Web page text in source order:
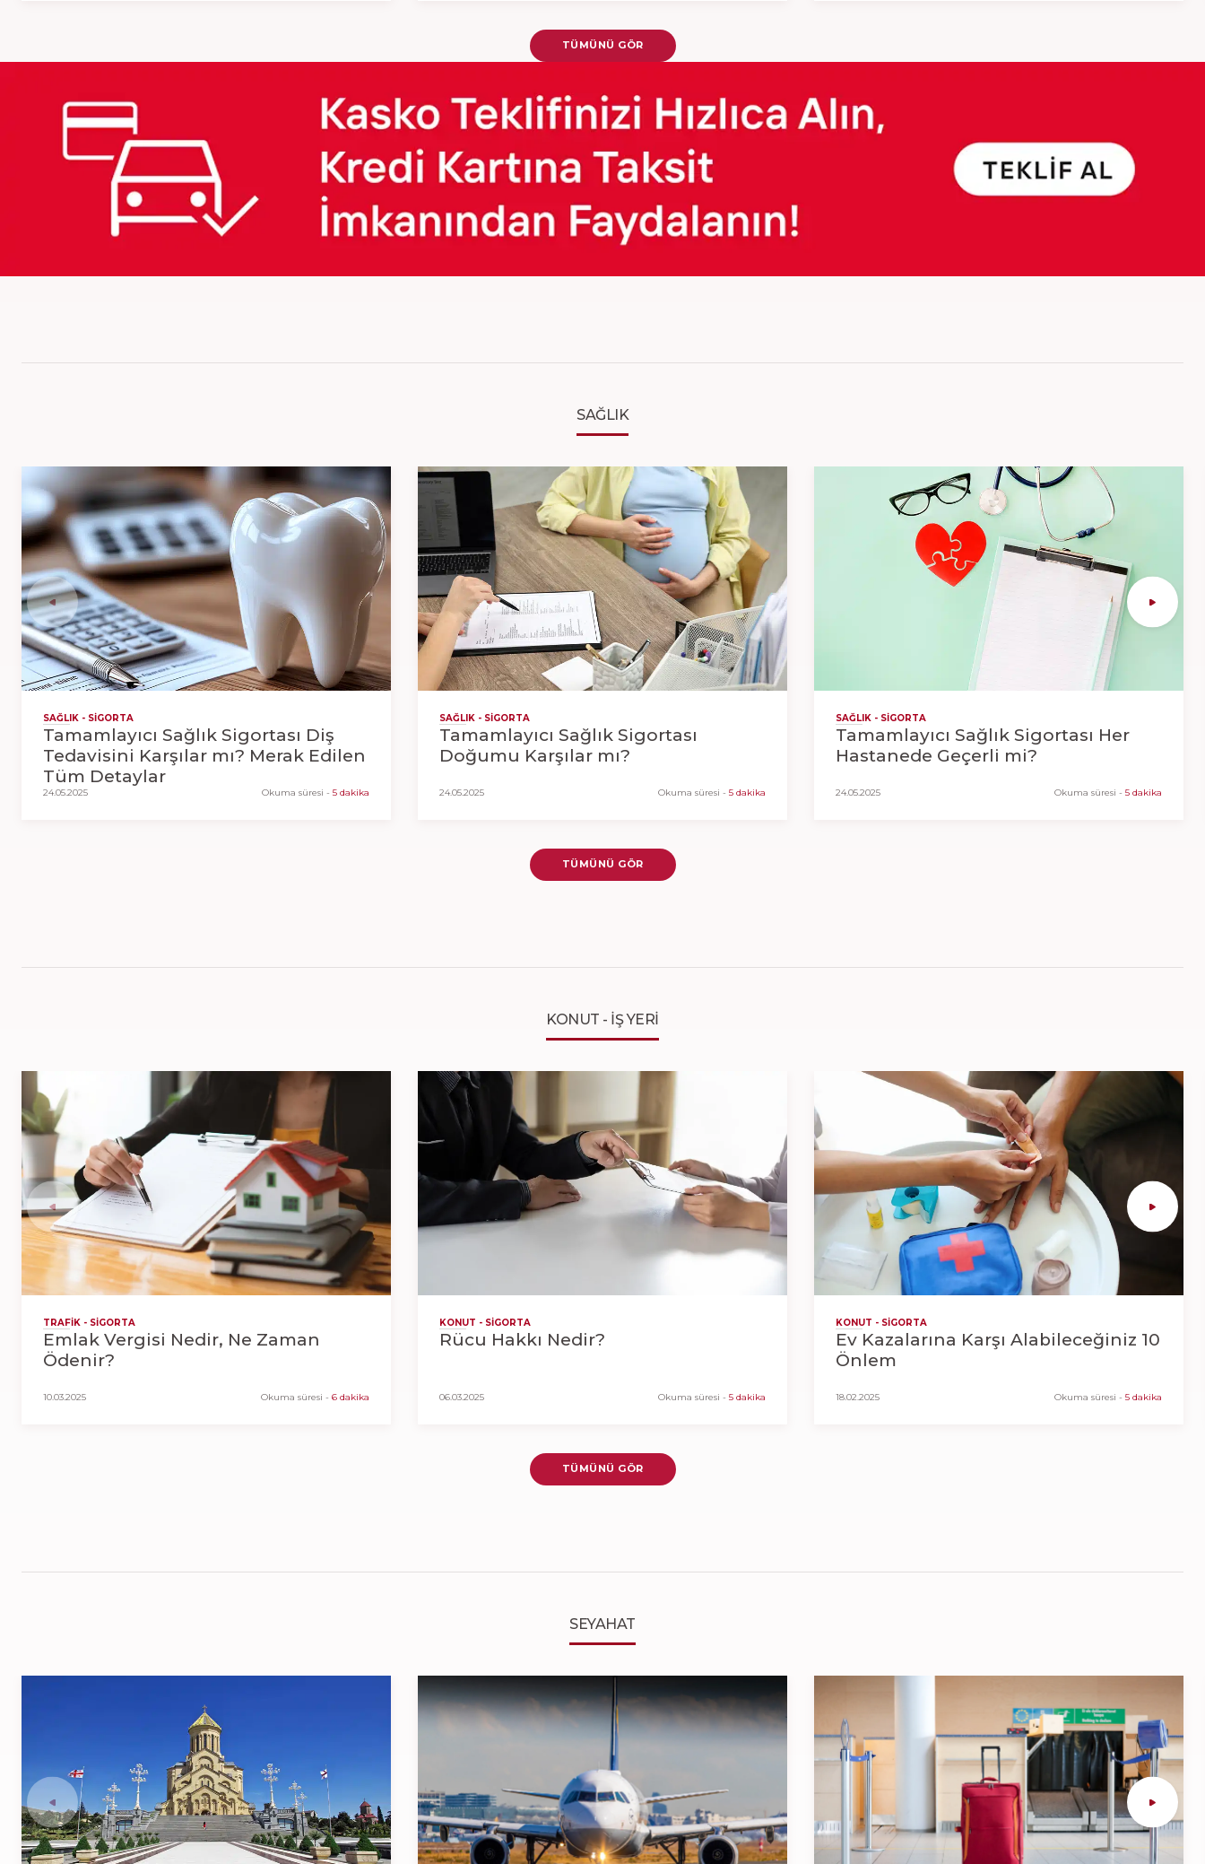
TÜMÜNÜ GÖR
SAĞLIK
SAĞLIK - SIGORTA
Tamamlayıcı Sağlık Sigortası Diş
Tedavisini Karşılar mı? Merak Edilen
Tüm Detaylar
24.05.2025 Okuma süresi - 5 dakika
SAĞLIK - SIGORTA
Tamamlayıcı Sağlık Sigortası
Doğumu Karşılar mı?
24.05.2025 Okuma süresi - 5 dakika
SAĞLIK - SIGORTA
Tamamlayıcı Sağlık Sigortası Her
Hastanede Geçerli mi?
24.05.2025 Okuma süresi - 5 dakika
TÜMÜNÜ GÖR
KONUT - İŞ YERI
TRAFIK - SIGORTA
Emlak Vergisi Nedir, Ne Zaman
Ödenir?
10.03.2025 Okuma süresi - 6 dakika
KONUT - SIGORTA
Rücu Hakkı Nedir?
06.03.2025 Okuma süresi - 5 dakika
KONUT - SIGORTA
Ev Kazalarına Karşı Alabileceğiniz 10
Önlem
18.02.2025 Okuma süresi - 5 dakika
TÜMÜNÜ GÖR
SEYAHAT